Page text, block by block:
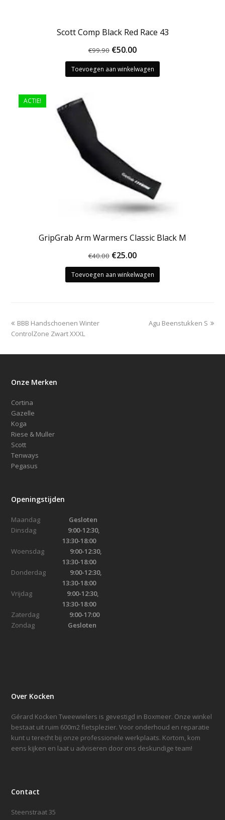
Scott Comp Black Red Race 43
€99.90 Oorspronkelijke
prijs
was:
€50.00Huidige
prijs
is:
Toevoegen aan winkelwagen
ACTIE!
GripGrab Arm Warmers Classic Black M
€40.00 Oorspronkelijke
prijs
was:
€25.00Huidige
prijs
is:
Toevoegen aan winkelwagen
previous
post:
BBB Handschoenen Winter
ControlZone Zwart XXXL
next
Agu Beenstukken S
Onze Merken
Cortina
Gazelle
Koga
Riese & Muller
Scott
Tenways
Pegasus
Openingstijden
Maandag Gesloten
Dinsdag 9:00-12:30,
13:30-18:00
Woensdag
9:00-12:30,
13:30-18:00
Donderdag 9:00-12:30,
13:30-18:00
Vrijdag 9:00-12:30,
13:30-18:00
Zaterdag 9:00-17:00
Zondag Gesloten
Over Kocken
Gérard Kocken Tweewielers is gevestigd in Boxmeer. Onze winkel
bestaat uit ruim 600m2 fietsplezier. Voor onderhoud en reparatie
kunt u terecht bij onze professionele werkplaats. Kortom, kom
eens kijken en laat u adviseren door ons deskundige team!
Contact
Steenstraat 35